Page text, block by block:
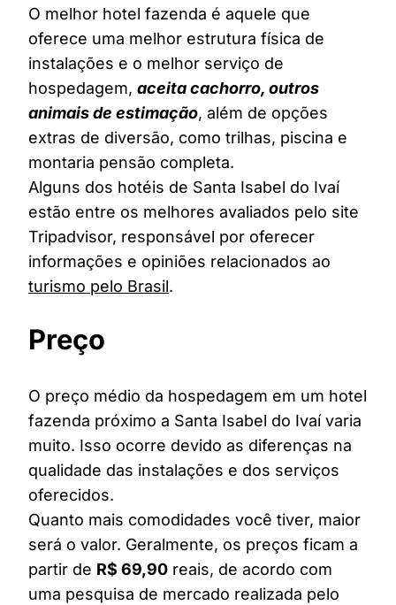
O melhor hotel fazenda é aquele que
oferece uma melhor estrutura física de
instalações e o melhor serviço de
hospedagem, aceita cachorro, outros
animais de estimação, além de opções
extras de diversão, como trilhas, piscina e
montaria pensão completa.
Alguns dos hotéis de Santa Isabel do Ivaí
estão entre os melhores avaliados pelo site
Tripadvisor, responsável por oferecer
informações e opiniões relacionados ao
turismo pelo Brasil.
Preço
O preço médio da hospedagem em um hotel
fazenda próximo a Santa Isabel do Ivaí varia
muito. Isso ocorre devido as diferenças na
qualidade das instalações e dos serviços
oferecidos.
Quanto mais comodidades você tiver, maior
será o valor. Geralmente, os preços ficam a
partir de R$ 69,90 reais, de acordo com
uma pesquisa de mercado realizada pelo